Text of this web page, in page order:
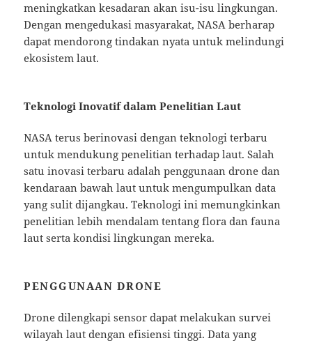
meningkatkan kesadaran akan isu-isu lingkungan.
Dengan mengedukasi masyarakat, NASA berharap
dapat mendorong tindakan nyata untuk melindungi
ekosistem laut.
Teknologi Inovatif dalam Penelitian Laut
NASA terus berinovasi dengan teknologi terbaru
untuk mendukung penelitian terhadap laut. Salah
satu inovasi terbaru adalah penggunaan drone dan
kendaraan bawah laut untuk mengumpulkan data
yang sulit dijangkau. Teknologi ini memungkinkan
penelitian lebih mendalam tentang flora dan fauna
laut serta kondisi lingkungan mereka.
PENGGUNAAN DRONE
Drone dilengkapi sensor dapat melakukan survei
wilayah laut dengan efisiensi tinggi. Data yang